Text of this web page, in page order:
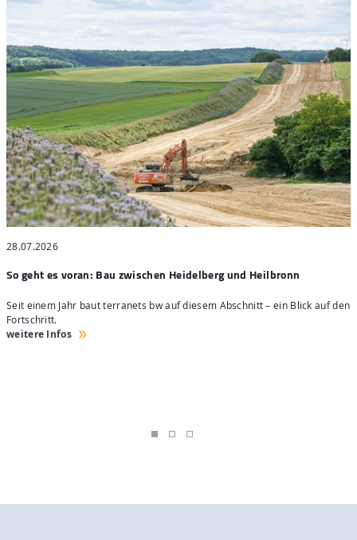
28.07.2026
So geht es voran: Bau zwischen Heidelberg und Heilbronn
Seit einem Jahr baut terranets bw auf diesem Abschnitt – ein Blick auf den
Fortschritt.
weitere Infos